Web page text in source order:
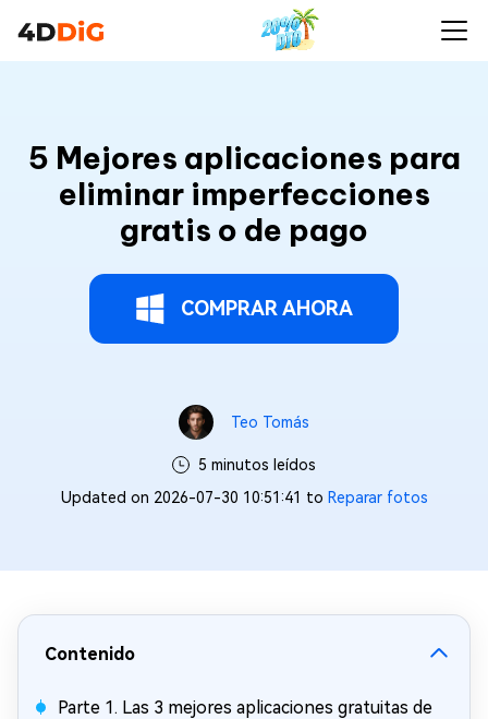
5 Mejores aplicaciones para
eliminar imperfecciones
gratis o de pago
COMPRAR AHORA
Teo Tomás
5 minutos leídos
Updated on 2026-07-30 10:51:41 to Reparar fotos
Contenido
Parte 1. Las 3 mejores aplicaciones gratuitas de